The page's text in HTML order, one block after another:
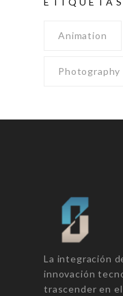
Animation
Photography
La integración
innovación
trascender en